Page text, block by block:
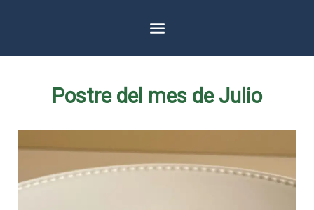
Postre del mes de Julio